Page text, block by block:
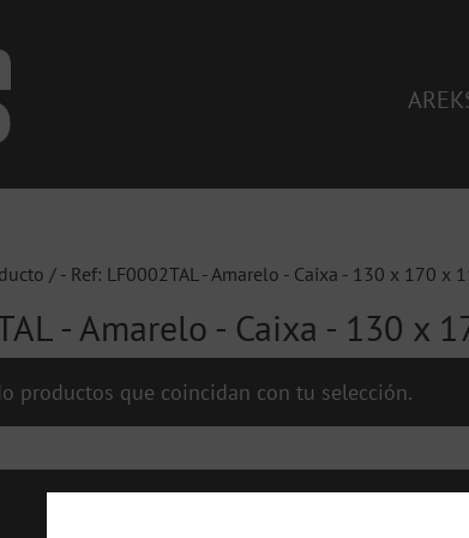
/ - Ref: LF0002TAL - Amarelo - Caixa - 130 x 170 x
- Amarelo - Caixa - 130 x
productos que coincidan con tu selección.